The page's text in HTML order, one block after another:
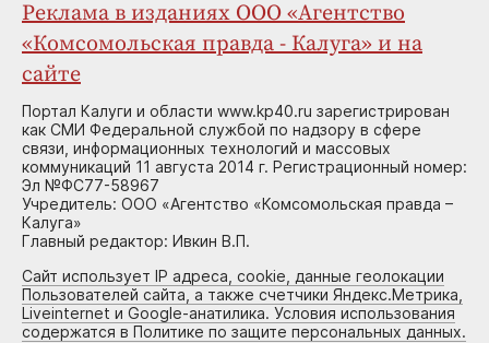
Реклама в изданиях ООО «Агентство
«Комсомольская правда - Калуга» и на
сайте
Портал Калуги и области www.kp40.ru зарегистрирован
как СМИ Федеральной службой по надзору в сфере
связи, информационных технологий и массовых
коммуникаций 11 августа 2014 г. Регистрационный номер:
Эл №ФС77-58967
Учредитель: ООО «Агентство «Комсомольская правда –
Калуга»
Главный редактор: Ивкин В.П.
Сайт использует IP адреса, cookie, данные геолокации
Пользователей сайта, а также счетчики Яндекс.Метрика,
Liveinternet и Google-анатилика. Условия использования
содержатся в Политике по защите персональных данных.